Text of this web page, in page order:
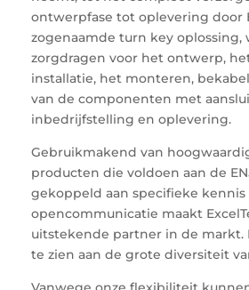
ontwerpfase tot oplevering door
zogenaamde turn key oplossing,
zorgdragen voor het ontwerp,
installatie, het monteren,
van de componenten met
inbedrijfstelling en oplevering.
Gebruikmakend van
producten die voldoen aan de
gekoppeld aan specifieke
opencommunicatie maakt
uitstekende partner in de markt.
te zien aan de grote diversiteit